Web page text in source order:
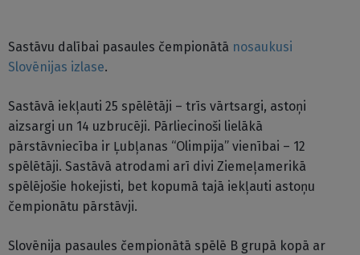
Sastāvu dalībai pasaules čempionātā nosaukusi
Slovēnijas izlase.
Sastāvā iekļauti 25 spēlētāji – trīs vārtsargi, astoņi
aizsargi un 14 uzbrucēji. Pārliecinoši lielākā
pārstāvniecība ir Ļubļanas “Olimpija” vienībai – 12
spēlētāji. Sastāvā atrodami arī divi Ziemeļamerikā
spēlējošie hokejisti, bet kopumā tajā iekļauti astoņu
čempionātu pārstāvji.
Slovēnija pasaules čempionātā spēlē B grupā kopā ar